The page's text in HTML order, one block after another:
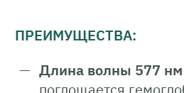
ПРЕИМУЩЕСТВА:
Длина волны 577 нм
поглощается